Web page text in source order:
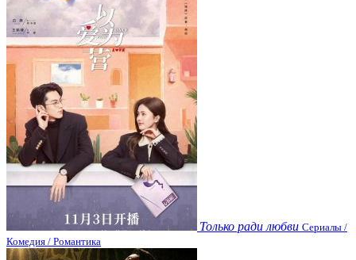
Только ради любви Сериалы /
Комедия / Романтика